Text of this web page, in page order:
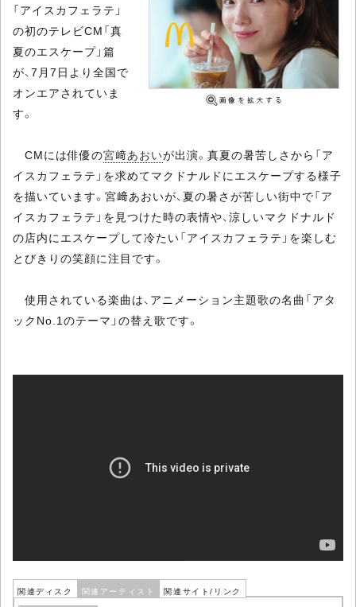
「アイスカフェラテ」
の初のテレビCM「真
夏のエスケープ」篇
が、7月7日より全国で
オンエアされていま
す。
CMには俳優の宮﨑あおいが出演。真夏の暑苦しさから「ア
イスカフェラテ」を求めてマクドナルドにエスケープする様子
を描いています。宮﨑あおいが、夏の暑さが苦しい街中で「ア
イスカフェラテ」を見つけた時の表情や、涼しいマクドナルド
の店内にエスケープして冷たい「アイスカフェラテ」を楽しむ
とびきりの笑顔に注目です。
使用されている楽曲は、アニメーション主題歌の名曲「アタ
ックNo.1のテーマ」の替え歌です。
関連ディスク 関連アーティスト 関連サイト/リンク